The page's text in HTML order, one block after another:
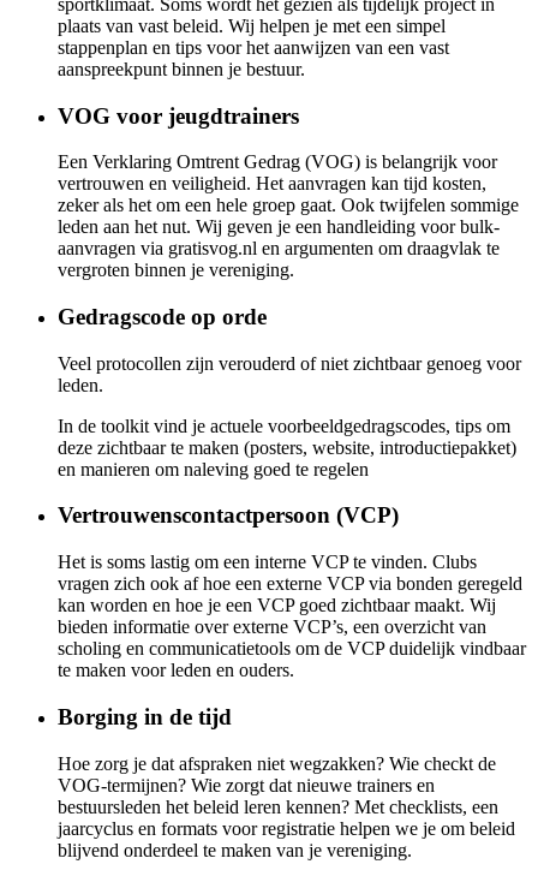
plaats van vast beleid. Wij helpen je met een simpel
stappenplan en tips voor het aanwijzen van een vast
aanspreekpunt binnen je bestuur.
VOG voor jeugdtrainers
Een Verklaring Omtrent Gedrag (VOG) is belangrijk voor
vertrouwen en veiligheid. Het aanvragen kan tijd kosten,
zeker als het om een hele groep gaat. Ook twijfelen sommige
leden aan het nut. Wij geven je een handleiding voor bulk-
aanvragen via gratisvog.nl en argumenten om draagvlak te
vergroten binnen je vereniging.
Gedragscode op orde
Veel protocollen zijn verouderd of niet zichtbaar genoeg voor
leden.
In de toolkit vind je actuele voorbeeldgedragscodes, tips om
deze zichtbaar te maken (posters, website, introductiepakket)
en manieren om naleving goed te regelen
Vertrouwenscontactpersoon (VCP)
Het is soms lastig om een interne VCP te vinden. Clubs
vragen zich ook af hoe een externe VCP via bonden geregeld
kan worden en hoe je een VCP goed zichtbaar maakt. Wij
bieden informatie over externe VCP’s, een overzicht van
scholing en communicatietools om de VCP duidelijk vindbaar
te maken voor leden en ouders.
Borging in de tijd
Hoe zorg je dat afspraken niet wegzakken? Wie checkt de
VOG-termijnen? Wie zorgt dat nieuwe trainers en
bestuursleden het beleid leren kennen? Met checklists, een
jaarcyclus en formats voor registratie helpen we je om beleid
blijvend onderdeel te maken van je vereniging.